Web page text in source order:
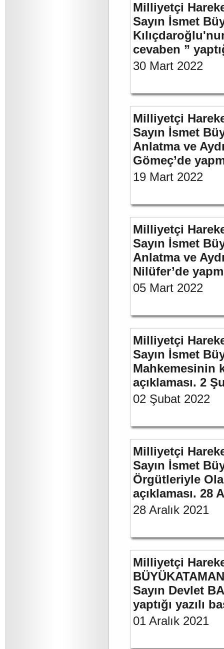
Milliyetçi
Sayın İsmet
cevaben ”
30 Mart 2022
Milliyetçi
Sayın İsmet
Anlatma ve
Gömeç’de
19 Mart 2022
Milliyetçi
Sayın İsmet
Anlatma ve
Nilüfer’de
05 Mart 2022
Milliyetçi
Sayın İsmet
Mahkemesinin
açıklaması. 2
02 Şubat 2022
Milliyetçi
Sayın İsmet
Örgütleriyle
açıklaması. 28
28 Aralık 2021
Milliyetçi
Sayın Devlet
yaptığı yazılı
01 Aralık 2021